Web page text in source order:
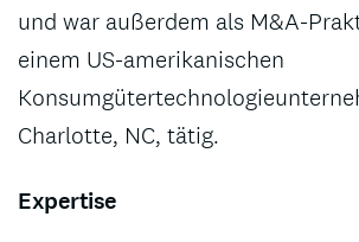
und war außerdem als M&A-
einem US-amerikanischen
Charlotte, NC, tätig.
Expertise